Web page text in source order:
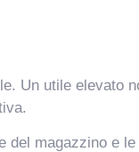
Un utile elevato
del magazzino e le